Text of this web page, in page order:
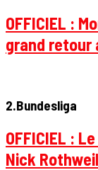
OFFICIEL :
grand retour
2.Bundesliga
OFFICIEL :
Nick